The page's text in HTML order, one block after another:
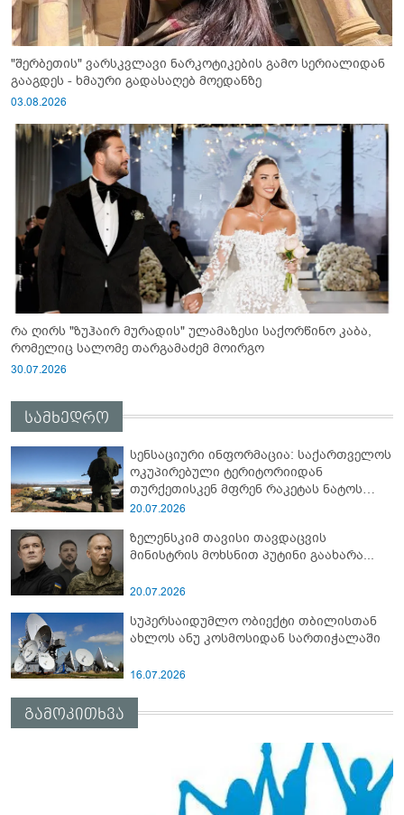
"შერბეთის" ვარსკვლავი ნარკოტიკების გამო სერიალიდან
გააგდეს - ხმაური გადასაღებ მოედანზე
03.08.2026
რა ღირს "ზუჰაირ მურადის" ულამაზესი საქორწინო კაბა,
რომელიც სალომე თარგამაძემ მოირგო
30.07.2026
სამხედრო
სენსაციური ინფორმაცია: საქართველოს
ოკუპირებული ტერიტორიიდან
თურქეთისკენ მფრენ რაკეტას ნატოს
სამიტი კინაღამ ჩაუშლია
20.07.2026
ზელენსკიმ თავისი თავდაცვის
მინისტრის მოხსნით პუტინი გაახარა...
20.07.2026
სუპერსაიდუმლო ობიექტი თბილისთან
ახლოს ანუ კოსმოსიდან სართიჭალაში
16.07.2026
გამოკითხვა